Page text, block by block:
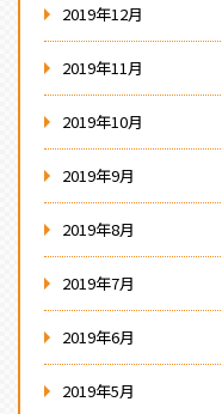
2019年12月
2019年11月
2019年10月
2019年9月
2019年8月
2019年7月
2019年6月
2019年5月